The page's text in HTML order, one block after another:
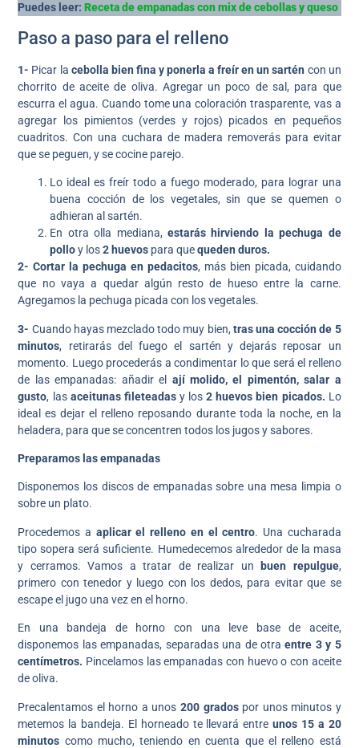
Puedes leer:Receta de empanadas con mix de cebollas y queso
Paso a paso para el relleno
1- Picar la cebolla bien fina y ponerla a freír en un sartén con un
chorrito de aceite de oliva. Agregar un poco de sal, para que
escurra el agua. Cuando tome una coloración trasparente, vas a
agregar los pimientos (verdes y rojos) picados en pequeños
cuadritos. Con una cuchara de madera removerás para evitar
que se peguen, y se cocine parejo.
Lo ideal es freír todo a fuego moderado, para lograr una
buena cocción de los vegetales, sin que se quemen o
adhieran al sartén.
En otra olla mediana, estarás hirviendo la pechuga de
polloy los2 huevos para quequeden duros.
2- Cortar la pechuga en pedacitos, más bien picada, cuidando
que no vaya a quedar algún resto de hueso entre la carne.
Agregamos la pechuga picada con los vegetales.
3- Cuando hayas mezclado todo muy bien, tras una cocción de 5
minutos, retirarás del fuego el sartén y dejarás reposar un
momento. Luego procederás a condimentar lo que será el relleno
de las empanadas: añadir el ají molido, el pimentón, salar a
gusto, las aceitunas fileteadasy los2 huevos bien picados. Lo
ideal es dejar el relleno reposando durante toda la noche, en la
heladera, para que se concentren todos los jugos y sabores.
Preparamos las empanadas
Disponemos los discos de empanadas sobre una mesa limpia o
sobre un plato.
Procedemos a aplicar el relleno en el centro. Una cucharada
tipo sopera será suficiente. Humedecemos alrededor de la masa
y cerramos. Vamos a tratar de realizar un buen repulgue,
primero con tenedor y luego con los dedos, para evitar que se
escape el jugo una vez en el horno.
En una bandeja de horno con una leve base de aceite,
disponemos las empanadas, separadas una de otra entre 3 y 5
centímetros. Pincelamos las empanadas con huevo o con aceite
de oliva.
Precalentamos el horno a unos 200 gradospor unos minutos y
metemos la bandeja. El horneado te llevará entre unos 15 a 20
minutos como mucho, teniendo en cuenta que el relleno está